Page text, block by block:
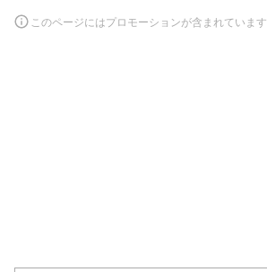
このページにはプロモーションが含まれています